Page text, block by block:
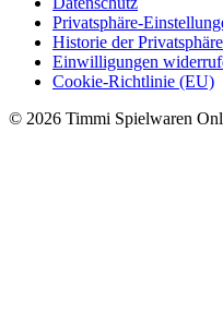
Privatsphäre-
Historie der
Einwilligungen
Cookie-Richtlinie (EU)
© 2026 Timmi Spielwaren